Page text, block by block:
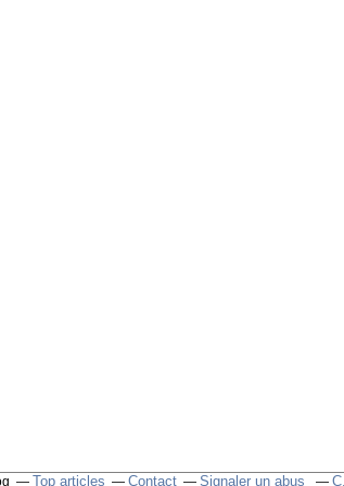
Top articles Contact Signaler un abus